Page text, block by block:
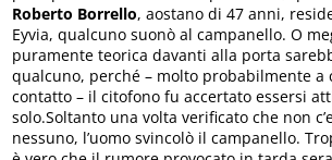
Roberto Borrello, aostano di 47 anni,
Eyvia, qualcuno suonò al campanello. O
puramente teorica davanti alla porta
qualcuno, perché – molto probabilmente a
contatto – il citofono fu accertato essersi
solo.Soltanto una volta verificato che non
nessuno, l’uomo svincolò il campanello.